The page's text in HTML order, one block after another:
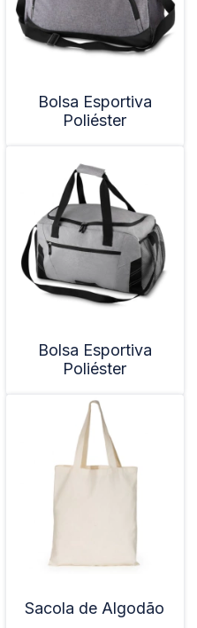
Bolsa Esportiva
Poliéster
Bolsa Esportiva
Poliéster
Sacola de Algodão